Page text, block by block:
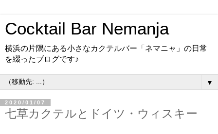
Cocktail Bar Nemanja
横浜の片隅にある小さなカクテルバー「ネマニャ」の日常
を綴ったブログです♪
▼
2020/01/07
七草カクテルとドイツ・ウィスキー